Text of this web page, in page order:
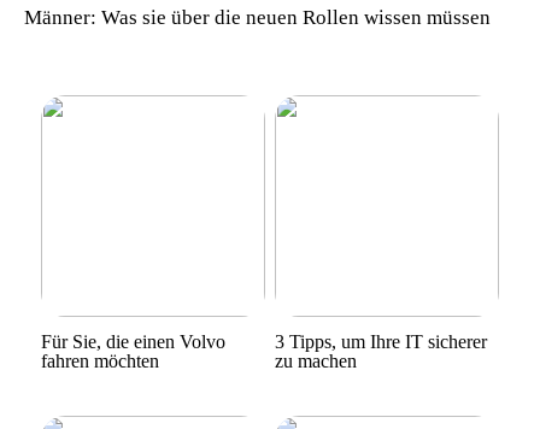
Männer: Was sie über die neuen Rollen wissen müssen
Für Sie, die einen Volvo
fahren möchten
3 Tipps, um Ihre IT sicherer
zu machen